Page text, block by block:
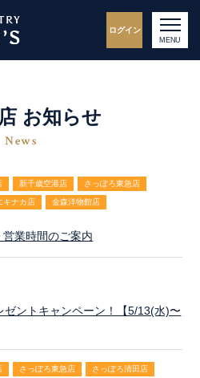
MENU
ログイン
お知らせ
News
新千歳空港店 さっぽろ東急店
キナカ店 金森洋物館店
営業時間のご案内
ゼントキャンペーン！【5/13(水)〜
さっぽろ東急店 さっぽろ清田店